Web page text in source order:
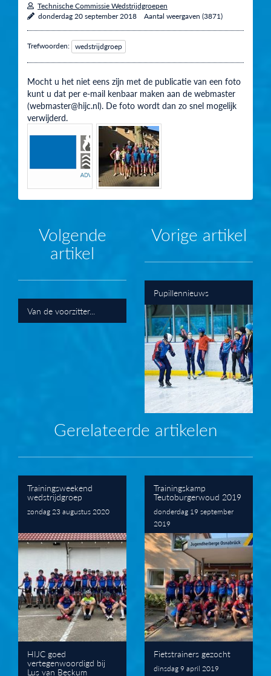
Technische Commissie Wedstrijdgroepen
donderdag 20 september 2018
Aantal weergaven (3871)
Trefwoorden: wedstrijdgroep
Mocht u het niet eens zijn met de publicatie van een foto
kunt u dat per e-mail kenbaar maken aan de webmaster
(webmaster@hijc.nl). De foto wordt dan zo snel mogelijk
verwijderd.
Volgende
artikel
Van de voorzitter...
Vorige artikel
Pupillennieuws
Gerelateerde artikelen
Trainingsweekend
wedstrijdgroep
zondag 23 augustus 2020
Trainingskamp
Teutoburgerwoud 2019
donderdag 19 september
2019
HIJC goed
vertegenwoordigd bij
Lus van Beckum
Fietstrainers gezocht
dinsdag 9 april 2019